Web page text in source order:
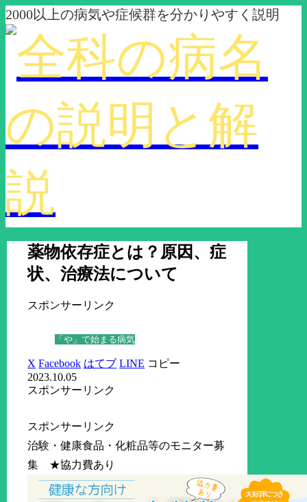
2000以上の病気や症候群を分かりやすく説明
薬物依存症とは？原因、症
状、治療法について
スポンサーリンク
「や」で始まる病気
X Facebook はてブ LINE コピー
2023.10.05
スポンサーリンク
スポンサーリンク
治験・健康食品・化粧品等のモニター募
集 ★協力費あり